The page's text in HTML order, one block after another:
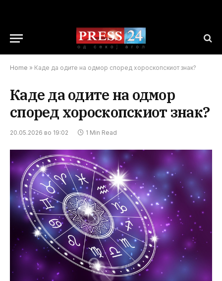
Home » Каде да одите на одмор според хороскопскиот знак?
Каде да одите на одмор
според хороскопскиот знак?
20.05.2026 во 19:02 1 Min Read